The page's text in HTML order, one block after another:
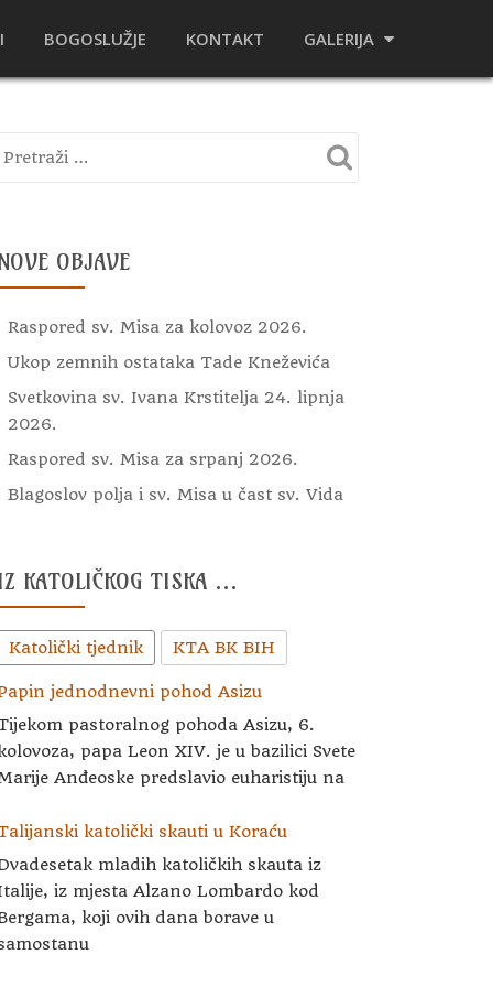
BOGOSLUŽJE KONTAKT GALERIJA
OBJAVE
Raspored sv. Misa za kolovoz 2026.
Ukop zemnih ostataka Tade Kneževića
Svetkovina sv. Ivana Krstitelja 24. lipnja
2026.
Raspored sv. Misa za srpanj 2026.
Blagoslov polja i sv. Misa u čast sv. Vida
KATOLIČKOG TISKA …
Katolički tjednik KTA BK BIH
jednodnevni pohod Asizu
pastoralnog pohoda Asizu, 6.
papa Leon XIV. je u bazilici Svete
Anđeoske predslavio euharistiju na
katolički skauti u Koraću
mladih katoličkih skauta iz
iz mjesta Alzano Lombardo kod
koji ovih dana borave u